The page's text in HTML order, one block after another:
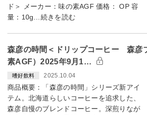
ド＞ メーカー：味の素AGF 価格： OP 容
量：10g…続きを読む
森彦の時間＜ドリップコーヒー 森彦
素AGF）2025年9月1…
嗜好飲料 2025.10.04
商品概要：「森彦の時間」シリーズ新アイ
テム。北海道らしいコーヒーを追求した、
森彦自慢のブレンドコーヒー。深煎りなが